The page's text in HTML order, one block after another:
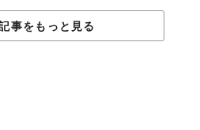
事をもっと見る